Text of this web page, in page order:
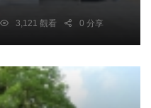
3,121 觀看 0 分享